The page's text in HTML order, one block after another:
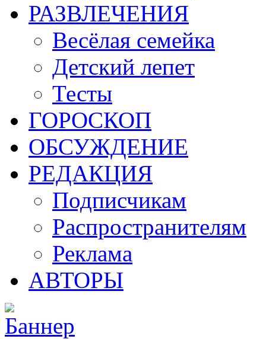
РАЗВЛЕЧЕНИЯ
Весёлая семейка
Детский лепет
Тесты
ГОРОСКОП
ОБСУЖДЕНИЕ
РЕДАКЦИЯ
Подписчикам
Распространителям
Реклама
АВТОРЫ